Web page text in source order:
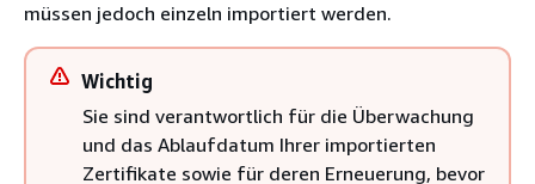
müssen jedoch einzeln importiert werden.
Wichtig
Sie sind verantwortlich für die Überwachung
und das Ablaufdatum Ihrer importierten
Zertifikate sowie für deren Erneuerung, bevor